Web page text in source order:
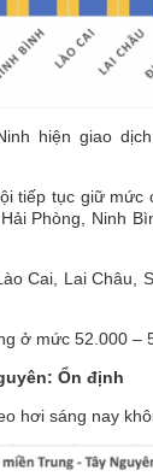
hiện giao
tiếp tục giữ
Phòng, Ninh
Cai, Lai Châu,
ở mức 52.000 –
Ổn định
hơi sáng nay